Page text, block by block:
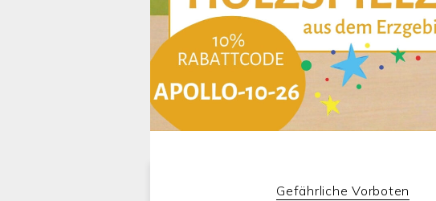
Gefährliche Vorboten